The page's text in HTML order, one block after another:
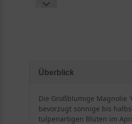
Überblick
Die Großblumige Magnolie
bevorzugt sonnige bis
tulpenartigen Blüten im